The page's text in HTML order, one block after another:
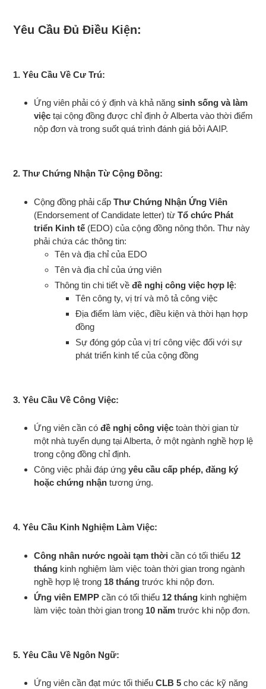
Yêu Cầu Đủ Điều Kiện:
1. Yêu Cầu Về Cư Trú:
Ứng viên phải có ý định và khả năng sinh sống và làm
việc tại cộng đồng được chỉ định ở Alberta vào thời điểm
nộp đơn và trong suốt quá trình đánh giá bởi AAIP.
2. Thư Chứng Nhận Từ Cộng Đồng:
Cộng đồng phải cấp Thư Chứng Nhận Ứng Viên
(Endorsement of Candidate letter) từ Tổ chức Phát
triển Kinh tế (EDO) của cộng đồng nông thôn. Thư này
phải chứa các thông tin:
Tên và địa chỉ của EDO
Tên và địa chỉ của ứng viên
Thông tin chi tiết về đề nghị công việc hợp lệ:
Tên công ty, vị trí và mô tả công việc
Địa điểm làm việc, điều kiện và thời hạn hợp
đồng
Sự đóng góp của vị trí công việc đối với sự
phát triển kinh tế của cộng đồng
3. Yêu Cầu Về Công Việc:
Ứng viên cần có đề nghị công việc toàn thời gian từ
một nhà tuyển dụng tại Alberta, ở một ngành nghề hợp lệ
trong cộng đồng chỉ định.
Công việc phải đáp ứng yêu cầu cấp phép, đăng ký
hoặc chứng nhận tương ứng.
4. Yêu Cầu Kinh Nghiệm Làm Việc:
Công nhân nước ngoài tạm thời cần có tối thiểu 12
tháng kinh nghiệm làm việc toàn thời gian trong ngành
nghề hợp lệ trong 18 tháng trước khi nộp đơn.
Ứng viên EMPP cần có tối thiểu 12 tháng kinh nghiệm
làm việc toàn thời gian trong 10 năm trước khi nộp đơn.
5. Yêu Cầu Về Ngôn Ngữ:
Ứng viên cần đạt mức tối thiểu CLB 5 cho các kỹ năng